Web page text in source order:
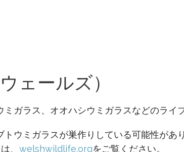
ェールズ）
ガラス、オオハシウミガラスなどのライ
ウミガラスが巣作りしている可能性があ
、 welshwildlife.orgをご覧ください。